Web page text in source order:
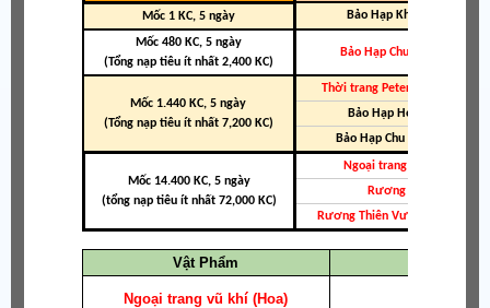
Mốc 1 KC, 5 ngày Bảo Hạp Khí Sơ Thiên S
Mốc 480 KC, 5 ngày
(Tổng nạp tiêu ít nhất 2,400 KC)
Bảo Hạp Chu Ma (Nhẫn) A
Mốc 1.440 KC, 5 ngày
(Tổng nạp tiêu ít nhất 7,200 KC)
Thời trang Peter Pan /
Bảo Hạp Hỏa Huyết SR
Bảo Hạp Chu Thần (Nhẫn) A
Mốc 14.400 KC, 5 ngày
(tổng nạp tiêu ít nhất 72,000 KC)
Ngoại trang vũ khí (Hoa)
Rương Tập Hồn
Rương Thiên Vương/Ma
Vật Phẩm
Ngoại trang vũ khí (Hoa)